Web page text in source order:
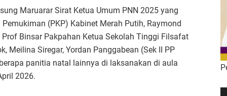
Maruarar Sirat Ketua Umum PNN 2025 yang
(PKP) Kabinet Merah Putih, Raymond
Binsar Pakpahan Ketua Sekolah Tinggi Filsafat
Meilina Siregar, Yordan Panggabean (Sek II PP
panitia natal lainnya di laksanakan di aula
2026.